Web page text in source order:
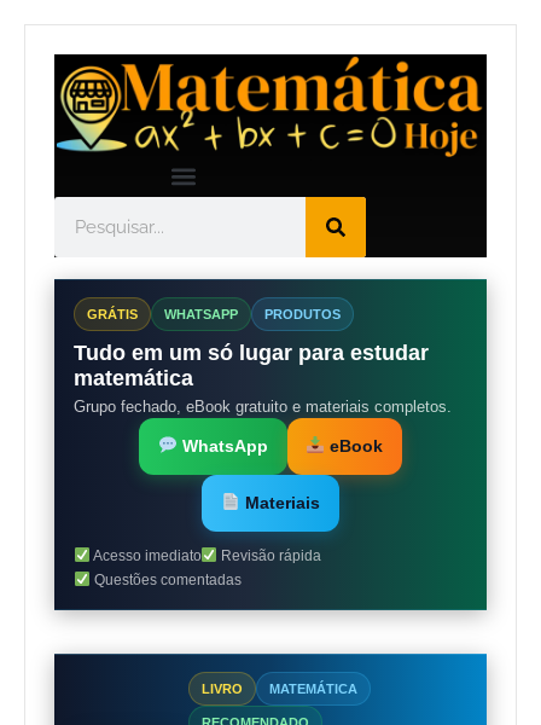
GRÁTIS WHATSAPP PRODUTOS
Tudo em um só lugar para estudar
matemática
Grupo fechado, eBook gratuito e materiais completos.
WhatsApp eBook
Materiais
Acesso imediato
Revisão rápida
Questões comentadas
LIVRO MATEMÁTICA